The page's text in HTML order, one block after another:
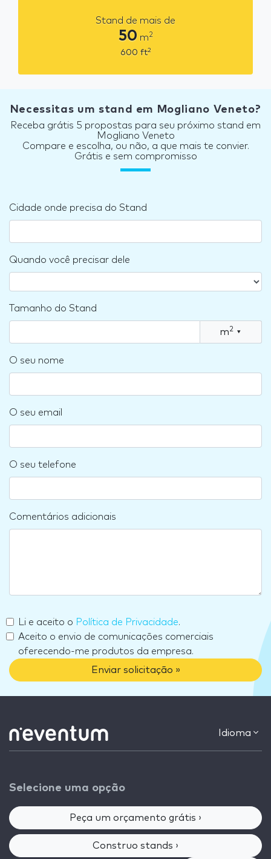
Stand de mais de
50 m2
600 ft2
Necessitas um stand em Mogliano Veneto?
Receba grátis 5 propostas para seu próximo stand em
Mogliano Veneto
Compare e escolha, ou não, a que mais te convier.
Grátis e sem compromisso
Cidade onde precisa do Stand
Quando você precisar dele
Tamanho do Stand
m2 ▾
O seu nome
O seu email
O seu telefone
Comentários adicionais
Li e aceito o Política de Privacidade.
Aceito o envio de comunicações comerciais
oferecendo-me produtos da empresa.
Enviar solicitação »
Idioma
Selecione uma opção
Peça um orçamento grátis ›
Construo stands ›